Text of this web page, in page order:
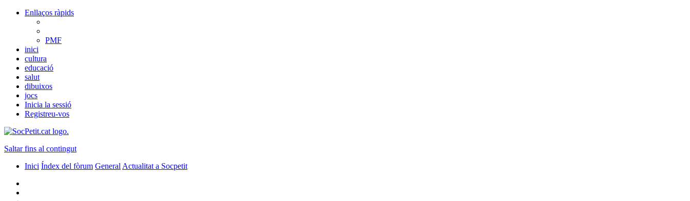
Enllaços ràpids
PMF
inici
cultura
educació
salut
dibuixos
jocs
Inicia la sessió
Registreu-vos
Saltar fins al contingut
Inici Índex del fòrum General Actualitat a Socpetit